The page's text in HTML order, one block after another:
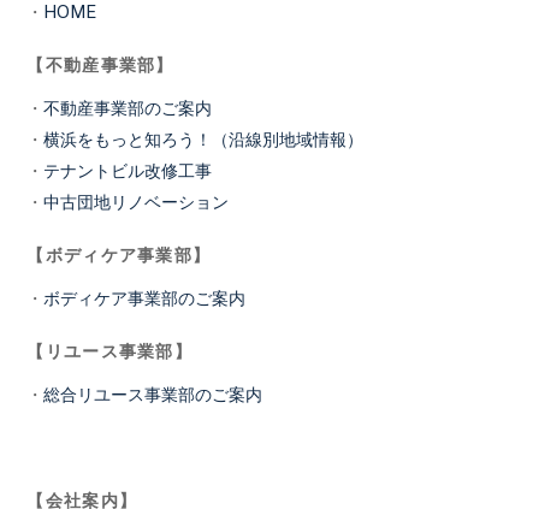
・ HOME
【不動産事業部】
・不動産事業部のご案内
・横浜をもっと知ろう！（沿線別地域情報）
・ テナントビル改修工事
・中古団地リノベーション
【ボディケア事業部】
・ ボディケア事業部のご案内
【リユース事業部】
・総合リユース事業部のご案内
【会社案内】